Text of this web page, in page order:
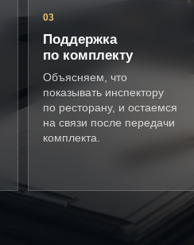
03
Поддержка
по комплекту
Объясняем, что
показывать инспектору
по ресторану, и остаемся
на связи после передачи
комплекта.